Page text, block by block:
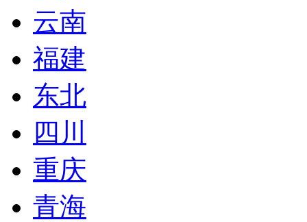
云南
福建
东北
四川
重庆
青海